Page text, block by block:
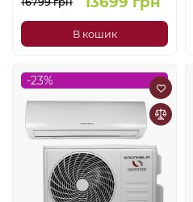
В кошик
-23%